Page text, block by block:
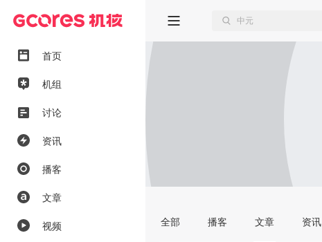
首页
机组
讨论
资讯
播客
文章
视频 全部 播客 文章 资讯